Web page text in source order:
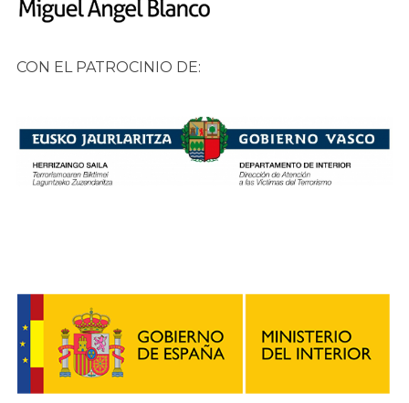
CON EL PATROCINIO DE: